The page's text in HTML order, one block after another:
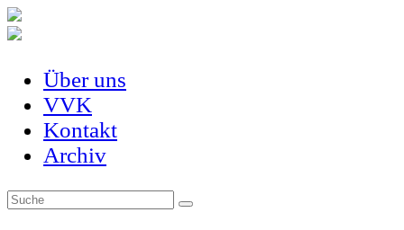
Über uns
VVK
Kontakt
Archiv